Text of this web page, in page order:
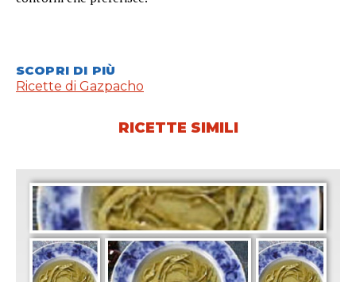
SCOPRI DI PIÙ
Ricette di Gazpacho
RICETTE SIMILI